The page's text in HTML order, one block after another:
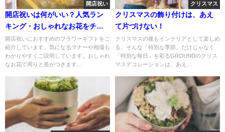
開店祝い
開店祝いは何がいい？人気ラン
キング・おしゃれなお花をチョ
イス
開店祝いにおすすめのフラワーギフトをご
紹介しています。気になるマナーや相場も
わかりやすくご説明しています。おしゃれ
なお花で周りと差がつきます...
クリスマス
クリスマスの飾り付けは、あえ
て片づけない！
クリスマスの後もインテリアとして楽しめ
る。そんな「特別な季節」だけじゃなく
「特別な毎日」を彩るGROUNDのクリス
マスデコレーションは、あえ...